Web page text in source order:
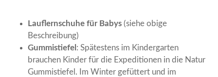
Lauflernschuhe für Babys (siehe obige
Beschreibung)
Gummistiefel : Spätestens im Kindergarten
brauchen Kinder für die Expeditionen in die Natur
Gummistiefel. Im Winter gefüttert und im